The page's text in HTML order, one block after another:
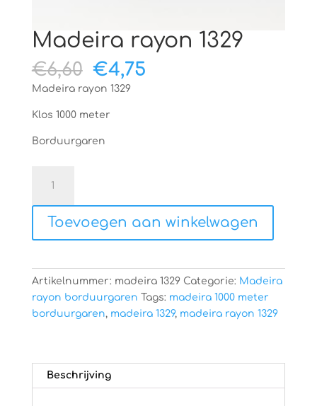
Madeira rayon 1329
€6,60 Oorspronkelijke
prijs
€6,60.
€4,75Huidige
Madeira rayon 1329
Klos 1000 meter
Borduurgaren
rayon
1329
aantal
Toevoegen aan winkelwagen
Artikelnummer: madeira 1329 Categorie: Madeira
rayon borduurgaren Tags: madeira 1000 meter
borduurgaren, madeira 1329, madeira rayon 1329
Beschrijving